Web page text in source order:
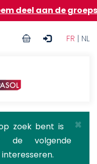
de
FR | NL
User
×
zoek bent is
de volgende